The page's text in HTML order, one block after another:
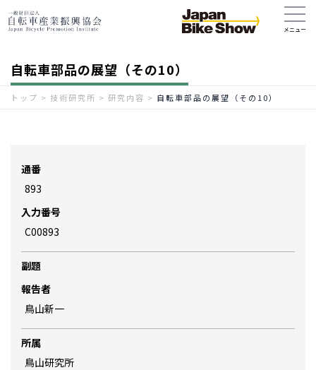
自転車部品の展望（その10）
トップ > 技術研究所 > 研究内容 > 自転車部品の展望（その10）
通番
893
入力番号
C00893
副題
報告者
鳥山新一
所属
鳥山研究所